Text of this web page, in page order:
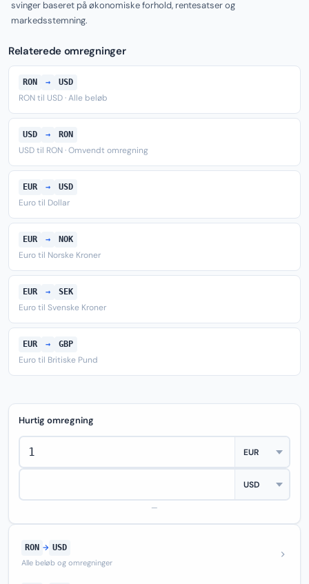
svinger baseret på økonomiske forhold, rentesatser og
markedsstemning.
Relaterede omregninger
RON → USD
RON til USD · Alle beløb
USD → RON
USD til RON · Omvendt omregning
EUR → USD
Euro til Dollar
EUR → NOK
Euro til Norske Kroner
EUR → SEK
Euro til Svenske Kroner
EUR → GBP
Euro til Britiske Pund
Hurtig omregning
—
RON → USD
Alle beløb og omregninger